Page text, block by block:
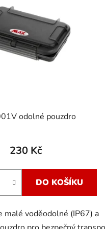
odolné pouzdro
230 Kč
DO KOŠÍKU
malé voděodolné (IP67) a